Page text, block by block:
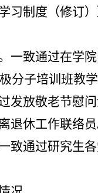
习制度（修订
一致通过在学
分子培训班教学
发放敬老节慰
退休工作联络员
致通过研究生